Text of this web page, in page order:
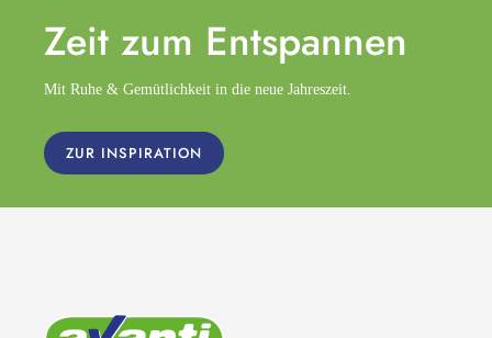
Zeit zum Entspannen
Mit Ruhe & Gemütlichkeit in die neue Jahreszeit.
ZUR INSPIRATION